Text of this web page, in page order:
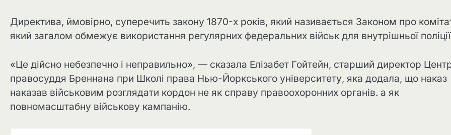
Директива, ймовірно, суперечить закону 1870-х років, який називається Законом про
який загалом обмежує використання регулярних федеральних військ для внутрішньої
«Це дійсно небезпечно і неправильно», — сказала Елізабет Гойтейн, старший директор
правосуддя Бреннана при Школі права Нью-Йоркського університету, яка додала, що наказ
наказав військовим розглядати кордон не як справу правоохоронних органів. а як
повномасштабну військову кампанію.